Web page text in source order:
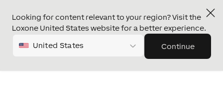
Looking for content relevant to your region? Visit the
Loxone United States website for a better experience.
United States Continue